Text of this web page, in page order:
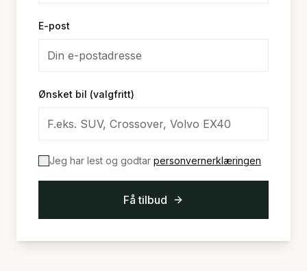
E-post
Ønsket bil (valgfritt)
Jeg har lest og godtar personvernerklæringen
Få tilbud